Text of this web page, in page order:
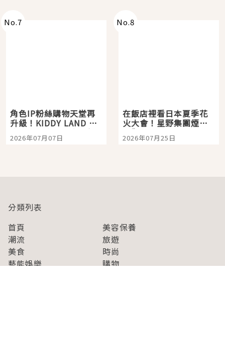
No.7
角色IP粉絲購物天堂再
升級！KIDDY LAND 原
宿店吉伊卡哇迎客，新
開幕 OMOKADO 店3分
2026年07月07日
No.8
在飯店裡看日本夏季花
火大會！星野集團煙火
景觀飯店6選，讓你不用
人擠人悠閒欣賞
2026年07月25日
分類列表
首頁
美容保養
潮流
旅遊
美食
時尚
藝能娛樂
購物